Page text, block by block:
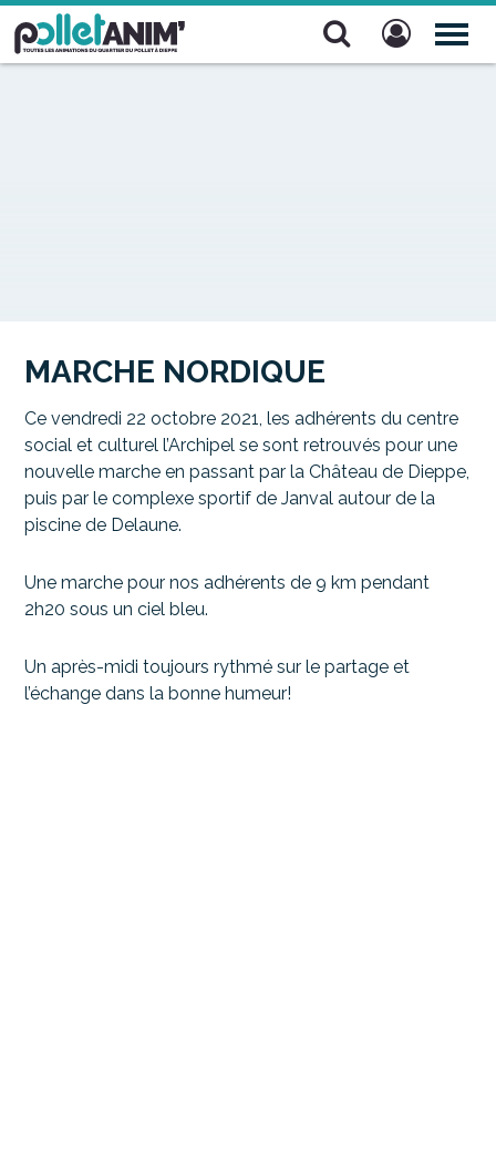
Pollet Anim'
MARCHE NORDIQUE
Ce vendredi 22 octobre 2021, les adhérents du centre
social et culturel l’Archipel se sont retrouvés pour une
nouvelle marche en passant par la Château de Dieppe,
puis par le complexe sportif de Janval autour de la
piscine de Delaune.
Une marche pour nos adhérents de 9 km pendant
2h20 sous un ciel bleu.
Un après-midi toujours rythmé sur le partage et
l’échange dans la bonne humeur!